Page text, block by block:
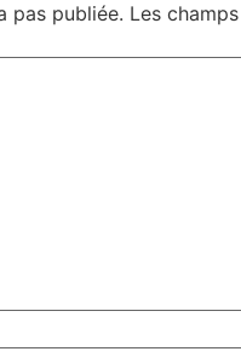
pas publiée. Les